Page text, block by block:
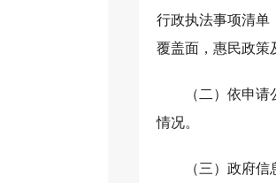
行政执法事项清单
覆盖面，惠民政策
（二）依申
情况。
（三）政府